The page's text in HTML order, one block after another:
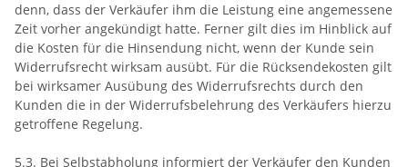
denn, dass der Verkäufer ihm die Leistung eine angemessene
Zeit vorher angekündigt hatte. Ferner gilt dies im Hinblick auf
die Kosten für die Hinsendung nicht, wenn der Kunde sein
Widerrufsrecht wirksam ausübt. Für die Rücksendekosten gilt
bei wirksamer Ausübung des Widerrufsrechts durch den
Kunden die in der Widerrufsbelehrung des Verkäufers hierzu
getroffene Regelung.
5.3. Bei Selbstabholung informiert der Verkäufer den Kunden